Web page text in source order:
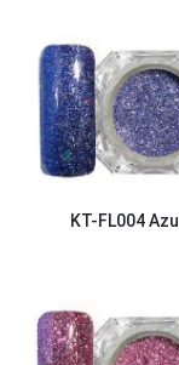
KT-FL004Azul